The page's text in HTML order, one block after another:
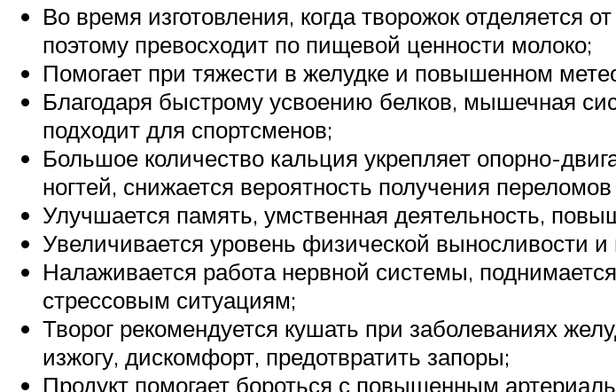
Во время изготовления, когда творожок отделяется
поэтому превосходит по пищевой ценности молоко;
Помогает при тяжести в желудке и повышенном
Благодаря быстрому усвоению белков, мышечная
подходит для спортсменов;
Большое количество кальция укрепляет опорно-
ногтей, снижается вероятность получения
Улучшается память, умственная деятельность,
Увеличивается уровень физической выносливости
Налаживается работа нервной системы,
стрессовым ситуациям;
Творог рекомендуется кушать при заболеваниях
изжогу, дискомфорт, предотвратить запоры;
Продукт помогает бороться с повышенным